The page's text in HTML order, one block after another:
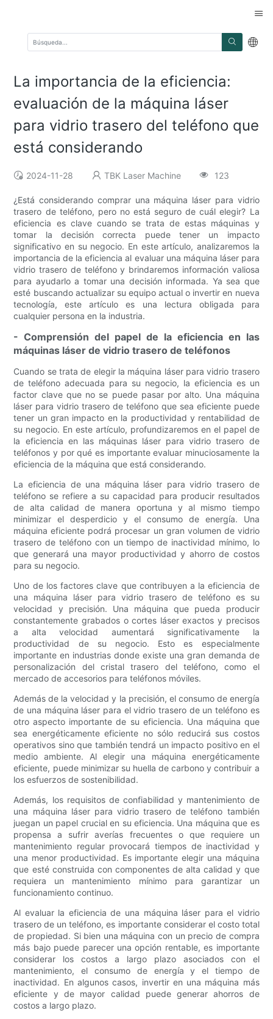
La importancia de la eficiencia:
evaluación de la máquina láser
para vidrio trasero del teléfono que
está considerando
2024-11-28 TBK Laser Machine 123
¿Está considerando comprar una máquina láser para vidrio
trasero de teléfono, pero no está seguro de cuál elegir? La
eficiencia es clave cuando se trata de estas máquinas y
tomar la decisión correcta puede tener un impacto
significativo en su negocio. En este artículo, analizaremos la
importancia de la eficiencia al evaluar una máquina láser para
vidrio trasero de teléfono y brindaremos información valiosa
para ayudarlo a tomar una decisión informada. Ya sea que
esté buscando actualizar su equipo actual o invertir en nueva
tecnología, este artículo es una lectura obligada para
cualquier persona en la industria.
- Comprensión del papel de la eficiencia en las
máquinas láser de vidrio trasero de teléfonos
Cuando se trata de elegir la máquina láser para vidrio trasero
de teléfono adecuada para su negocio, la eficiencia es un
factor clave que no se puede pasar por alto. Una máquina
láser para vidrio trasero de teléfono que sea eficiente puede
tener un gran impacto en la productividad y rentabilidad de
su negocio. En este artículo, profundizaremos en el papel de
la eficiencia en las máquinas láser para vidrio trasero de
teléfonos y por qué es importante evaluar minuciosamente la
eficiencia de la máquina que está considerando.
La eficiencia de una máquina láser para vidrio trasero de
teléfono se refiere a su capacidad para producir resultados
de alta calidad de manera oportuna y al mismo tiempo
minimizar el desperdicio y el consumo de energía. Una
máquina eficiente podrá procesar un gran volumen de vidrio
trasero de teléfono con un tiempo de inactividad mínimo, lo
que generará una mayor productividad y ahorro de costos
para su negocio.
Uno de los factores clave que contribuyen a la eficiencia de
una máquina láser para vidrio trasero de teléfono es su
velocidad y precisión. Una máquina que pueda producir
constantemente grabados o cortes láser exactos y precisos
a alta velocidad aumentará significativamente la
productividad de su negocio. Esto es especialmente
importante en industrias donde existe una gran demanda de
personalización del cristal trasero del teléfono, como el
mercado de accesorios para teléfonos móviles.
Además de la velocidad y la precisión, el consumo de energía
de una máquina láser para el vidrio trasero de un teléfono es
otro aspecto importante de su eficiencia. Una máquina que
sea energéticamente eficiente no sólo reducirá sus costos
operativos sino que también tendrá un impacto positivo en el
medio ambiente. Al elegir una máquina energéticamente
eficiente, puede minimizar su huella de carbono y contribuir a
los esfuerzos de sostenibilidad.
Además, los requisitos de confiabilidad y mantenimiento de
una máquina láser para vidrio trasero de teléfono también
juegan un papel crucial en su eficiencia. Una máquina que es
propensa a sufrir averías frecuentes o que requiere un
mantenimiento regular provocará tiempos de inactividad y
una menor productividad. Es importante elegir una máquina
que esté construida con componentes de alta calidad y que
requiera un mantenimiento mínimo para garantizar un
funcionamiento continuo.
Al evaluar la eficiencia de una máquina láser para el vidrio
trasero de un teléfono, es importante considerar el costo total
de propiedad. Si bien una máquina con un precio de compra
más bajo puede parecer una opción rentable, es importante
considerar los costos a largo plazo asociados con el
mantenimiento, el consumo de energía y el tiempo de
inactividad. En algunos casos, invertir en una máquina más
eficiente y de mayor calidad puede generar ahorros de
costos a largo plazo.